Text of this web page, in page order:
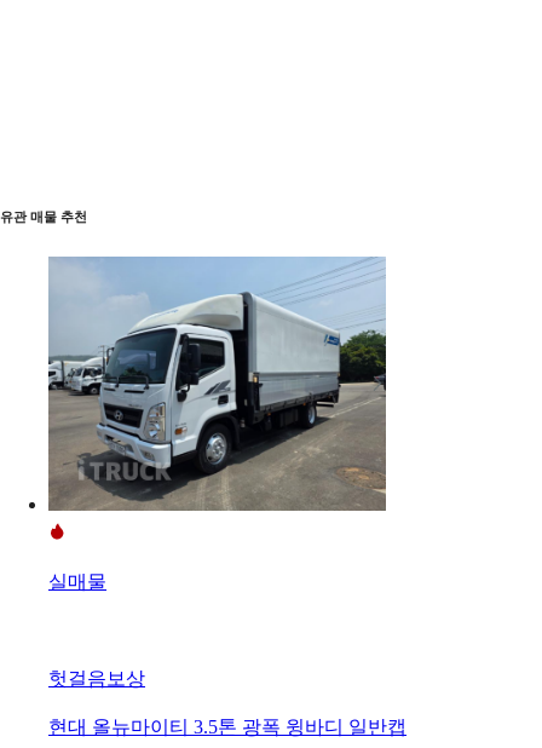
유관 매물 추천
실매물
헛걸음보상
현대 올뉴마이티 3.5톤 광폭 윙바디 일반캡